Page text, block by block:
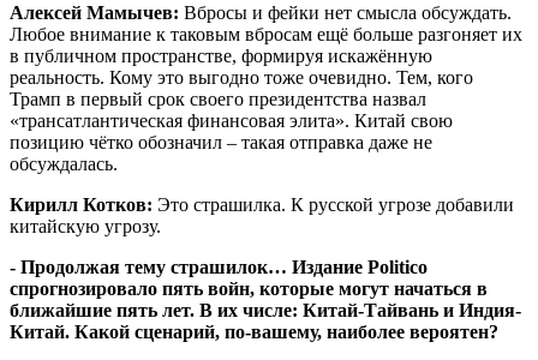
Алексей Мамычев: Вбросы и фейки нет смысла обсуждать.
Любое внимание к таковым вбросам ещё больше разгоняет их
в публичном пространстве, формируя искажённую
реальность. Кому это выгодно тоже очевидно. Тем, кого
Трамп в первый срок своего президентства назвал
«трансатлантическая финансовая элита». Китай свою
позицию чётко обозначил – такая отправка даже не
обсуждалась.
Кирилл Котков: Это страшилка. К русской угрозе добавили
китайскую угрозу.
- Продолжая тему страшилок… Издание Politico
спрогнозировало пять войн, которые могут начаться в
ближайшие пять лет. В их числе: Китай-Тайвань и Индия-
Китай. Какой сценарий, по-вашему, наиболее вероятен?